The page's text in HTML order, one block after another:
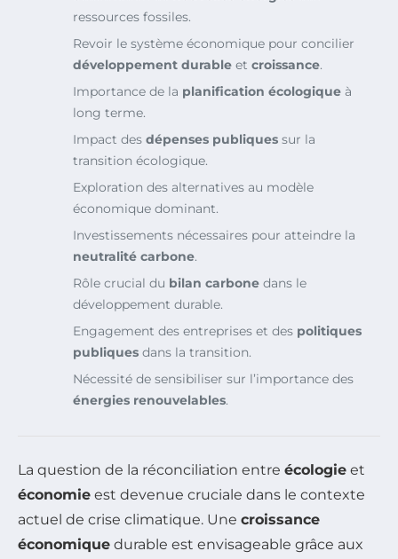
ressources fossiles.
Revoir le système économique pour concilier
développement durable et croissance.
Importance de la planification écologique à
long terme.
Impact des dépenses publiques sur la
transition écologique.
Exploration des alternatives au modèle
économique dominant.
Investissements nécessaires pour atteindre la
neutralité carbone.
Rôle crucial du bilan carbone dans le
développement durable.
Engagement des entreprises et des politiques
publiques dans la transition.
Nécessité de sensibiliser sur l’importance des
énergies renouvelables.
La question de la réconciliation entre écologie et
économie est devenue cruciale dans le contexte
actuel de crise climatique. Une croissance
économique durable est envisageable grâce aux